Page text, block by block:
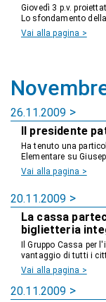
Giovedì 3 p.v.
Lo sfondamento
Vai alla pagina >
26.11.2009
Il presidente
Ha tenuto una
Elementare su
Vai alla pagina >
20.11.2009
La cassa
biglietteria
Il Gruppo Cassa per
vantaggio di tutti i
Vai alla pagina >
20.11.2009